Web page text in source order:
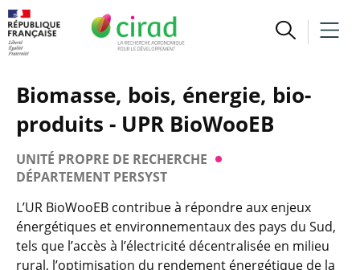
Biomasse, bois, énergie, bio-
produits - UPR BioWooEB
UNITÉ PROPRE DE RECHERCHE
DÉPARTEMENT PERSYST
L’UR BioWooEB contribue à répondre aux enjeux
énergétiques et environnementaux des pays du Sud,
tels que l’accès à l’électricité décentralisée en milieu
rural, l’optimisation du rendement énergétique de la